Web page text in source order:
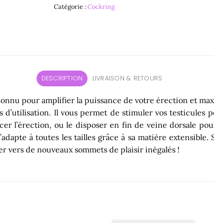
Catégorie :Cockring
DESCRIPTION LIVRAISON & RETOURS
pour amplifier la puissance de votre érection et
Il vous permet de stimuler vos testicules
l’érection, ou le disposer en fin de veine dorsale
à toutes les tailles grâce à sa matière
vers de nouveaux sommets de plaisir inégalés !